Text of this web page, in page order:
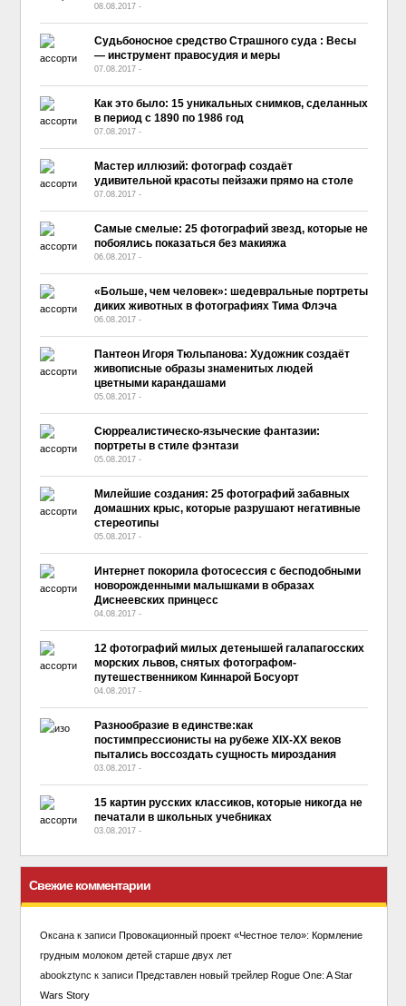
08.08.2017 -
Судьбоносное средство Страшного суда : Весы
— инструмент правосудия и меры
07.08.2017 -
Как это было: 15 уникальных снимков, сделанных
в период с 1890 по 1986 год
07.08.2017 -
Мастер иллюзий: фотограф создаёт
удивительной красоты пейзажи прямо на столе
07.08.2017 -
Самые смелые: 25 фотографий звезд, которые не
побоялись показаться без макияжа
06.08.2017 -
«Больше, чем человек»: шедевральные портреты
диких животных в фотографиях Тима Флэча
06.08.2017 -
Пантеон Игоря Тюльпанова: Художник создаёт
живописные образы знаменитых людей
цветными карандашами
05.08.2017 -
Сюрреалистическо-языческие фантазии:
портреты в стиле фэнтази
05.08.2017 -
Милейшие создания: 25 фотографий забавных
домашних крыс, которые разрушают негативные
стереотипы
05.08.2017 -
Интернет покорила фотосессия с бесподобными
новорожденными малышками в образах
Диснеевских принцесс
04.08.2017 -
12 фотографий милых детенышей галапагосских
морских львов, снятых фотографом-
путешественником Киннарой Босуорт
04.08.2017 -
Разнообразие в единстве:как
постимпрессионисты на рубеже XIX-ХХ веков
пытались воссоздать сущность мироздания
03.08.2017 -
15 картин русских классиков, которые никогда не
печатали в школьных учебниках
03.08.2017 -
Свежие комментарии
Оксанак записи Провокационный проект «Честное тело»: Кормление
грудным молоком детей старше двух лет
abookztync к записи Представлен новый трейлер Rogue One: A Star
Wars Story